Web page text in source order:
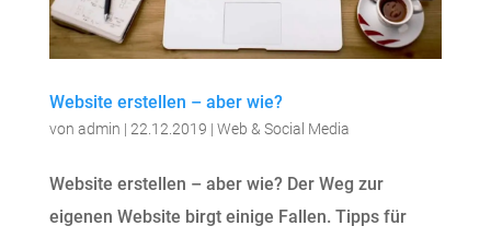
Website erstellen – aber wie?
von admin | 22.12.2019 | Web & Social Media
Website erstellen – aber wie? Der Weg zur
eigenen Website birgt einige Fallen. Tipps für